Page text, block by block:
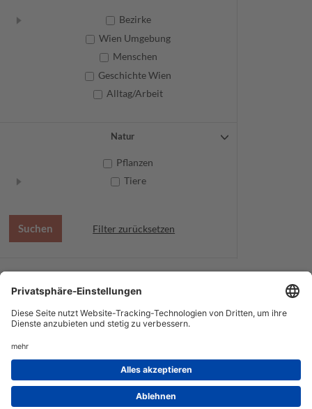
Bezirke
Wien Umgebung
Menschen
Geschichte Wien
Alltag/Arbeit
Natur
Pflanzen
Tiere
Filter zurücksetzen
Datenschutz
Service